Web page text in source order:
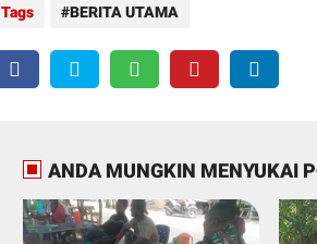
Tags BERITA UTAMA
ANDA MUNGKIN MENYUKAI